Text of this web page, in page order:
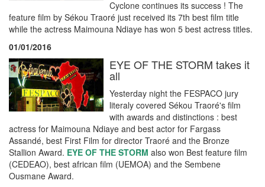
Cyclone continues its success ! The
feature film by Sékou Traoré just received its 7th best film title
while the actress Maimouna Ndiaye has won 5 best actress titles.
01/01/2016
EYE OF THE STORM takes it
all
Yesterday night the FESPACO jury
literaly covered Sékou Traoré's film
with awards and distinctions : best
actress for Maimouna Ndiaye and best actor for Fargass
Assandé, best First Film for director Traoré and the Bronze
Stallion Award. EYE OF THE STORM also won Best feature film
(CEDEAO), best african film (UEMOA) and the Sembene
Ousmane Award.